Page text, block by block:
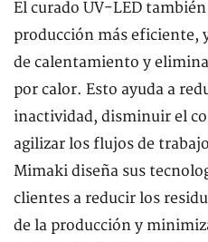
El curado UV-LED
producción más eficiente,
de calentamiento y
por calor. Esto ayuda a
inactividad, disminuir el
agilizar los flujos de
Mimaki diseña sus
clientes a reducir los
de la producción y